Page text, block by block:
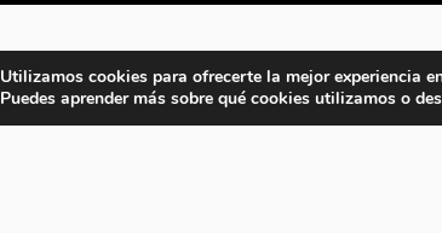
Utilizamos cookies para ofrecerte la mejor experiencia
Puedes aprender más sobre qué cookies utilizamos o